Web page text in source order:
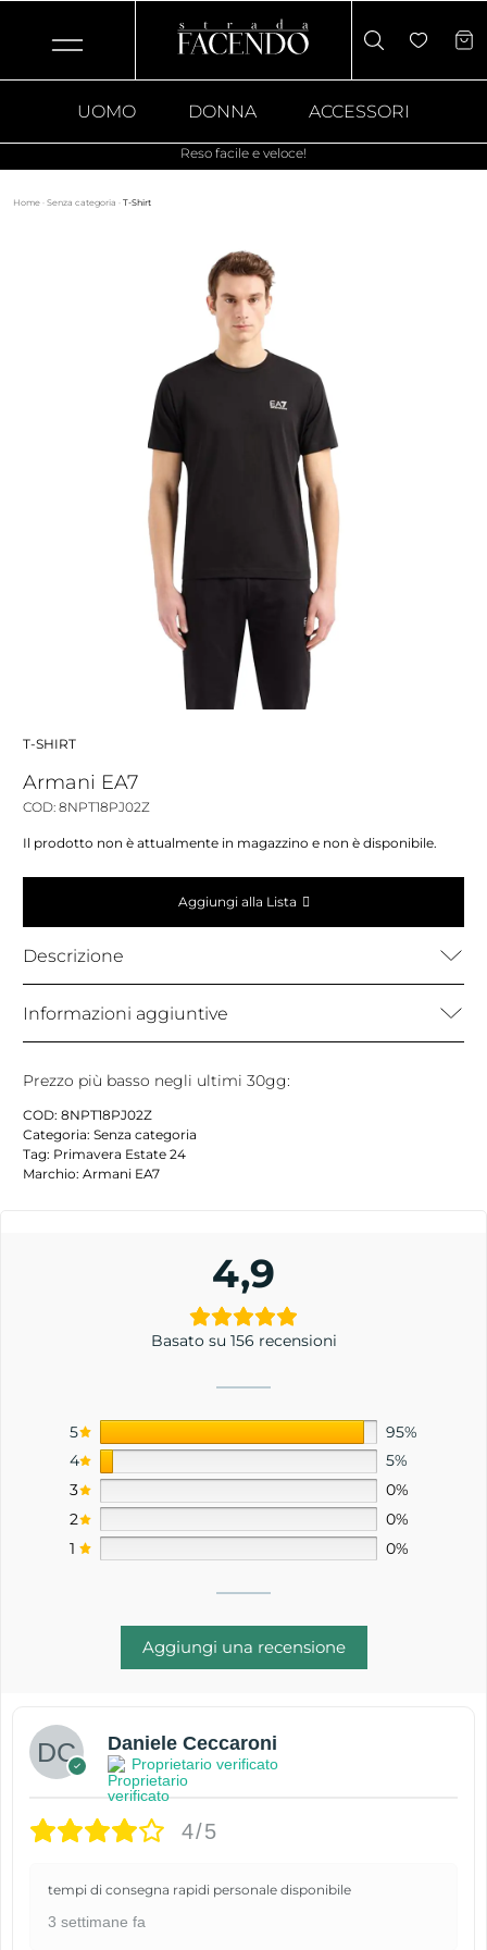
UOMO DONNA ACCESSORI
Reso facile e veloce!
Home · Senza categoria · T-Shirt
T-SHIRT
Armani EA7
COD: 8NPT18PJ02Z
Il prodotto non è attualmente in magazzino e non è disponibile.
Aggiungi alla Lista
Descrizione
Informazioni aggiuntive
Prezzo più basso negli ultimi 30gg:
COD: 8NPT18PJ02Z
Categoria: Senza categoria
Tag: Primavera Estate 24
Marchio: Armani EA7
4,9
Basato su 156 recensioni
5
95%
4
5%
3
0%
2
0%
1
0%
Aggiungi una recensione
Daniele Ceccaroni
Proprietario verificato
4/5
tempi di consegna rapidi personale disponibile
3 settimane fa